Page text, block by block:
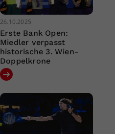
26.10.2025
Erste Bank Open:
Miedler verpasst
historische 3. Wien-
Doppelkrone